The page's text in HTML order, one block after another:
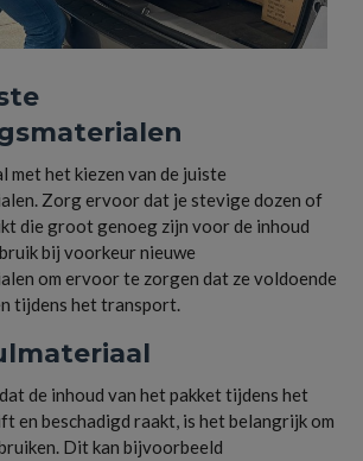
met het kiezen van de juiste
Zorg ervoor dat je stevige dozen of
die groot genoeg zijn voor de inhoud
bij voorkeur nieuwe
om ervoor te zorgen dat ze voldoende
tijdens het transport.
de inhoud van het pakket tijdens het
en beschadigd raakt, is het belangrijk om
Dit kan bijvoorbeeld